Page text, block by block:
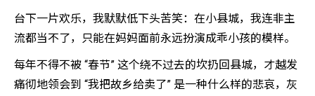
台下一片欢乐，我默默低下头苦笑：在小县城，我连非主
流都当不了，只能在妈妈面前永远扮演成乖小孩的模样。
每年不得不被 “春节” 这个绕不过去的坎扔回县城，才越发
痛彻地领会到 “我把故乡给卖了” 是一种什么样的悲哀，灰